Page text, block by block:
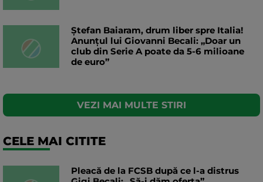
Ștefan Baiaram, drum liber spre Italia!
Anunțul lui Giovanni Becali: „Doar un
club din Serie A poate da 5-6 milioane
de euro”
VEZI MAI MULTE STIRI
CELE MAI CITITE
Pleacă de la FCSB după ce l-a distrus